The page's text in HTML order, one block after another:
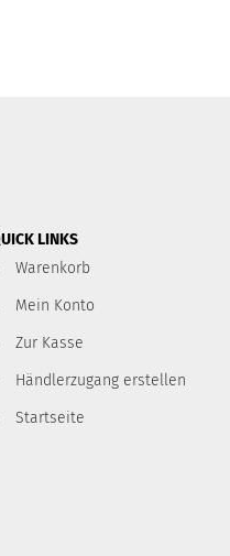
LINKS
Warenkorb
Mein Konto
Zur Kasse
Händlerzugang erstellen
Startseite